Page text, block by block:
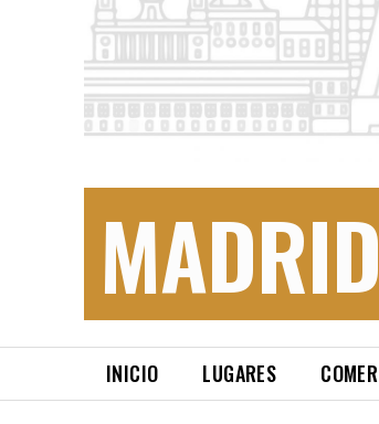
MADRID
INICIO LUGARES COMER